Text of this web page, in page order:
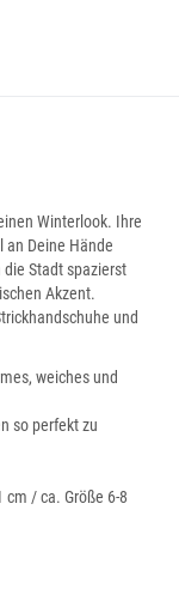
Winterlook. Ihre
an Deine Hände
Stadt spazierst
Akzent.
und
weiches und
so perfekt zu
/ ca. Größe 6-8